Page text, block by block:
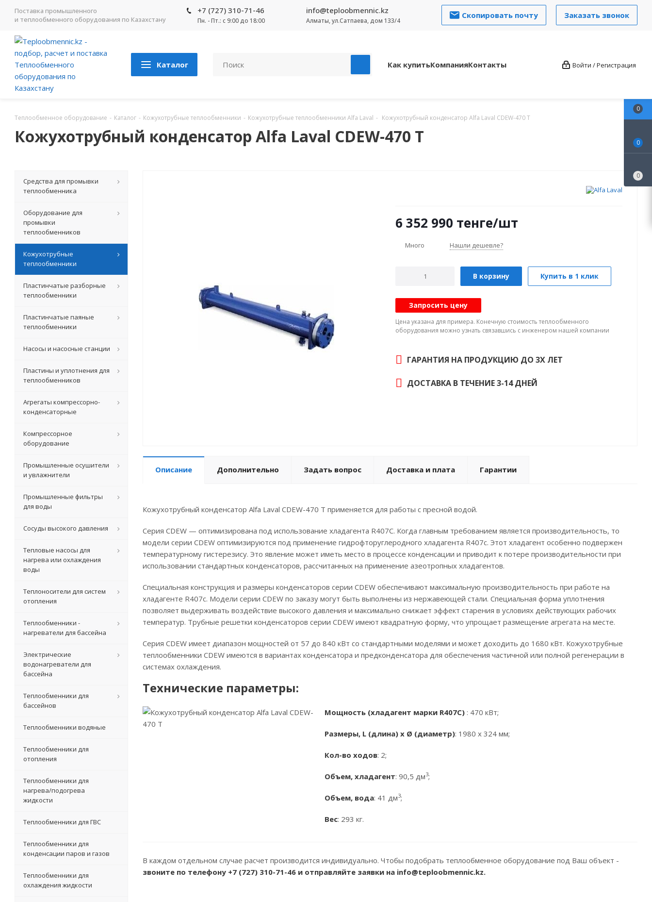
Поставка промышленного
и теплообменного оборудования по Казахстану
+7 (727) 310-71-46
Пн. - Пт.: с 9:00 до 18:00
info@teploobmennic.kz
Алматы, ул.Сатпаева, дом 133/4
Скопировать почту Заказать звонок
Каталог Как купитьКомпанияКонтакты Войти / Регистрация
Теплообменное оборудование - Каталог - Кожухотрубные теплообменники - Кожухотрубные теплообменники Alfa Laval - Кожухотрубный конденсатор Alfa Laval CDEW-470 T
Кожухотрубный конденсатор Alfa Laval CDEW-470 T
6 352 990 тенге/шт
Много Нашли дешевле?
В корзину Купить в 1 клик
Запросить цену
Цена указана для примера. Конечную стоимость теплообменного
оборудования можно узнать связавшись с инженером нашей компании
ГАРАНТИЯ НА ПРОДУКЦИЮ ДО 3Х ЛЕТ
ДОСТАВКА В ТЕЧЕНИЕ 3-14 ДНЕЙ
Описание Дополнительно Задать вопрос Доставка и плата Гарантии
Кожухотрубный конденсатор Alfa Laval CDEW-470 T применяется для работы с пресной водой.
Серия CDEW — оптимизирована под использование хладагента R407C. Когда главным требованием является производительность, то
модели серии CDEW оптимизируются под применение гидрофторуглеродного хладагента R407c. Этот хладагент особенно подвержен
температурному гистерезису. Это явление может иметь место в процессе конденсации и приводит к потере производительности при
использовании стандартных конденсаторов, рассчитанных на применение азеотропных хладагентов.
Специальная конструкция и размеры конденсаторов серии CDEW обеспечивают максимальную производительность при работе на
хладагенте R407c. Модели серии CDEW по заказу могут быть выполнены из нержавеющей стали. Специальная форма уплотнения
позволяет выдерживать воздействие высокого давления и максимально снижает эффект старения в условиях действующих рабочих
температур. Трубные решетки конденсаторов серии CDEW имеют квадратную форму, что упрощает размещение агрегата на месте.
Серия CDEW имеет диапазон мощностей от 57 до 840 кВт со стандартными моделями и может доходить до 1680 кВт. Кожухотрубные
теплообменники CDEW имеются в вариантах конденсатора и предконденсатора для обеспечения частичной или полной регенерации в
системах охлаждения.
Технические параметры:
Мощность (хладагент марки R407C) : 470 кВт;
Размеры, L (длина) x Ø (диаметр): 1980 x 324 мм;
Кол-во ходов: 2;
Объем, хладагент: 90,5 дм3;
Объем, вода: 41 дм3;
Вес: 293 кг.
В каждом отдельном случае расчет производится индивидуально. Чтобы подобрать теплообменное оборудование под Ваш объект -
звоните по телефону +7 (727) 310-71-46 и отправляйте заявки на info@teploobmennic.kz.
Средства для промывки
теплообменника
Оборудование для
промывки
теплообменников
Кожухотрубные
теплообменники
Пластинчатые разборные
теплообменники
Пластинчатые паяные
теплообменники
Насосы и насосные станции
Пластины и уплотнения для
теплообменников
Агрегаты компрессорно-
конденсаторные
Компрессорное
оборудование
Промышленные осушители
и увлажнители
Промышленные фильтры
для воды
Сосуды высокого давления
Тепловые насосы для
нагрева или охлаждения
воды
Теплоносители для систем
отопления
Теплообменники -
нагреватели для бассейна
Электрические
водонагреватели для
бассейна
Теплообменники для
бассейнов
Теплообменники водяные
Теплообменники для
отопления
Теплообменники для
нагрева/подогрева
жидкости
Теплообменники для ГВС
Теплообменники для
конденсации паров и газов
Теплообменники для
охлаждения жидкости
0
0
0